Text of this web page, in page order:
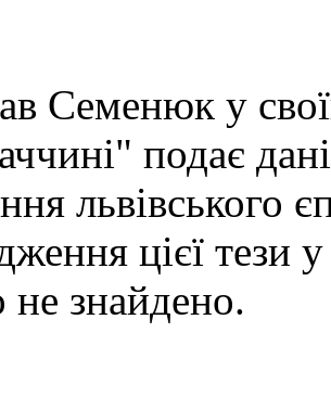
Семенюк у
подає
львівського
цієї тези
знайдено.